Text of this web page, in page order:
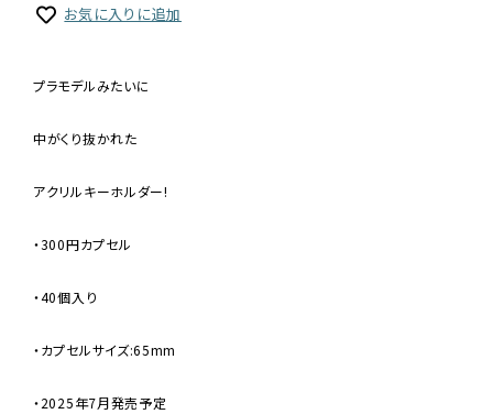
お気に入りに追加
プラモデルみたいに
中がくり抜かれた
アクリルキーホルダー!
・300円カプセル
・40個入り
・カプセルサイズ:65mm
・2025年7月発売予定